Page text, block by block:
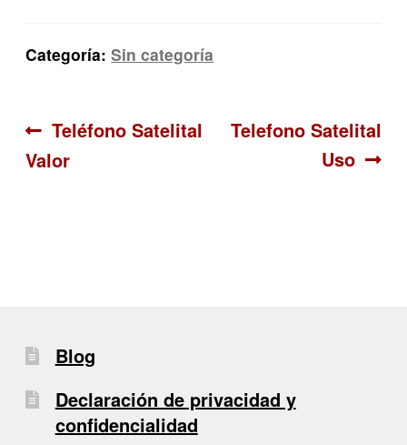
Categoría:Sin categoría
Navegación
de
Anterior:
Teléfono Satelital
Valor
Siguiente:
Telefono Satelital
Uso
Blog
Declaración de privacidad y
confidencialidad